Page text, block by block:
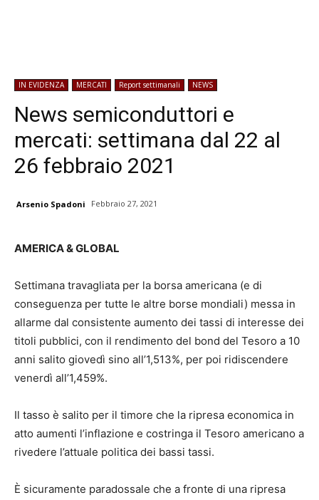
IN EVIDENZA MERCATI Report settimanali NEWS
News semiconduttori e
mercati: settimana dal 22 al
26 febbraio 2021
Arsenio Spadoni Febbraio 27, 2021
AMERICA & GLOBAL
Settimana travagliata per la borsa americana (e di
conseguenza per tutte le altre borse mondiali) messa in
allarme dal consistente aumento dei tassi di interesse dei
titoli pubblici, con il rendimento del bond del Tesoro a 10
anni salito giovedì sino all’1,513%, per poi ridiscendere
venerdì all’1,459%.
Il tasso è salito per il timore che la ripresa economica in
atto aumenti l’inflazione e costringa il Tesoro americano a
rivedere l’attuale politica dei bassi tassi.
È sicuramente paradossale che a fronte di una ripresa